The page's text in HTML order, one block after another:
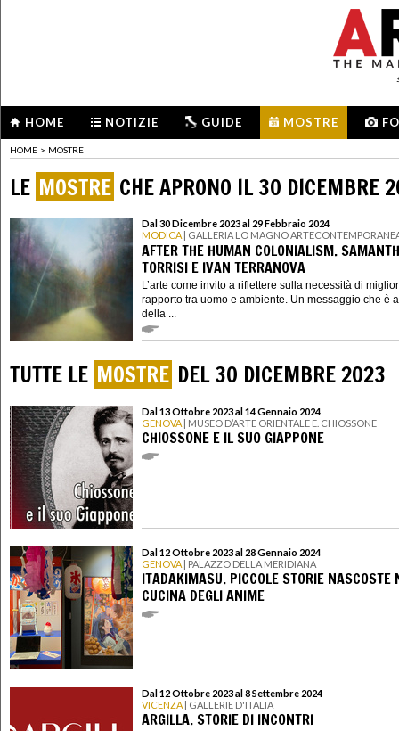
HOME NOTIZIE GUIDE MOSTRE
HOME > MOSTRE
LE MOSTRE CHE APRONO IL 30 DICEMBRE
Dal 30 Dicembre 2023 al 29 Febbraio 2024
MODICA | GALLERIA LO MAGNO
AFTER THE HUMAN COLONIALISM.
TORRISI E IVAN TERRANOVA
L’arte come invito a riflettere sulla necessità di
rapporto tra uomo e ambiente. Un messaggio che è
della ...
TUTTE LE MOSTRE DEL 30 DICEMBRE 2023
Dal 13 Ottobre 2023 al 14 Gennaio 2024
GENOVA | MUSEO D’ARTE ORIENTALE E. CHIOSSONE
CHIOSSONE E IL SUO GIAPPONE
Dal 12 Ottobre 2023 al 28 Gennaio 2024
GENOVA | PALAZZO DELLA MERIDIANA
ITADAKIMASU. PICCOLE STORIE NASCOSTE
CUCINA DEGLI ANIME
Dal 12 Ottobre 2023 al 8 Settembre 2024
VICENZA | GALLERIE D'ITALIA
ARGILLA. STORIE DI INCONTRI